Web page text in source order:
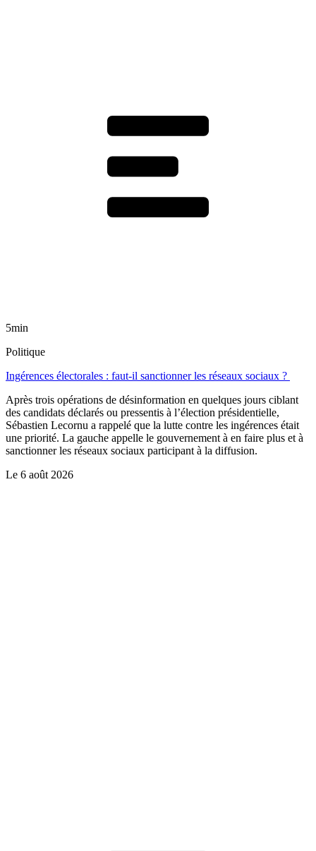
5min
Politique
Ingérences électorales : faut-il sanctionner les réseaux sociaux ?
Après trois opérations de désinformation en quelques jours ciblant
des candidats déclarés ou pressentis à l’élection présidentielle,
Sébastien Lecornu a rappelé que la lutte contre les ingérences était
une priorité. La gauche appelle le gouvernement à en faire plus et à
sanctionner les réseaux sociaux participant à la diffusion.
Le 6 août 2026